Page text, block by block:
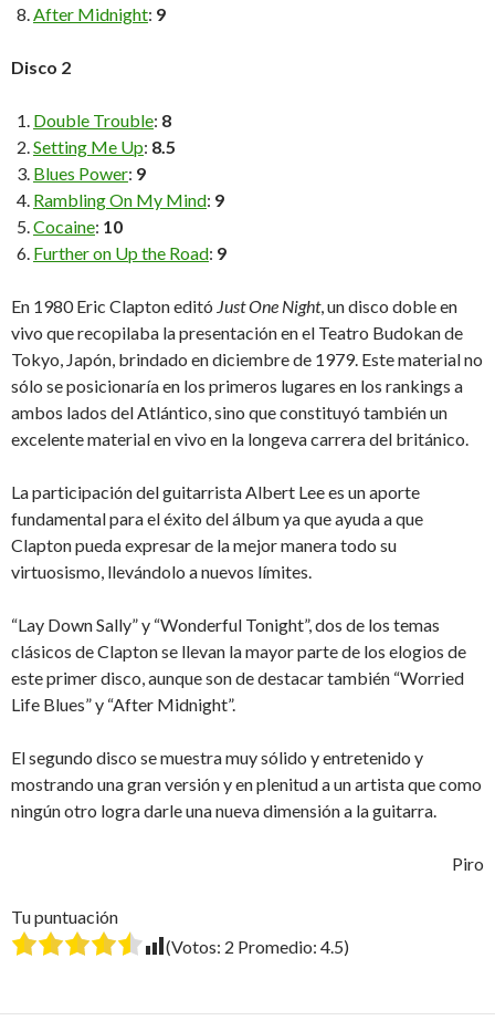
After Midnight: 9
Disco 2
Double Trouble: 8
Setting Me Up: 8.5
Blues Power: 9
Rambling On My Mind: 9
Cocaine: 10
Further on Up the Road: 9
En 1980 Eric Clapton editó Just One Night, un disco doble en
vivo que recopilaba la presentación en el Teatro Budokan de
Tokyo, Japón, brindado en diciembre de 1979. Este material no
sólo se posicionaría en los primeros lugares en los rankings a
ambos lados del Atlántico, sino que constituyó también un
excelente material en vivo en la longeva carrera del británico.
La participación del guitarrista Albert Lee es un aporte
fundamental para el éxito del álbum ya que ayuda a que
Clapton pueda expresar de la mejor manera todo su
virtuosismo, llevándolo a nuevos límites.
“Lay Down Sally” y “Wonderful Tonight”, dos de los temas
clásicos de Clapton se llevan la mayor parte de los elogios de
este primer disco, aunque son de destacar también “Worried
Life Blues” y “After Midnight”.
El segundo disco se muestra muy sólido y entretenido y
mostrando una gran versión y en plenitud a un artista que como
ningún otro logra darle una nueva dimensión a la guitarra.
Piro
Tu puntuación
(Votos: 2 Promedio: 4.5)